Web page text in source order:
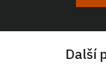
Další